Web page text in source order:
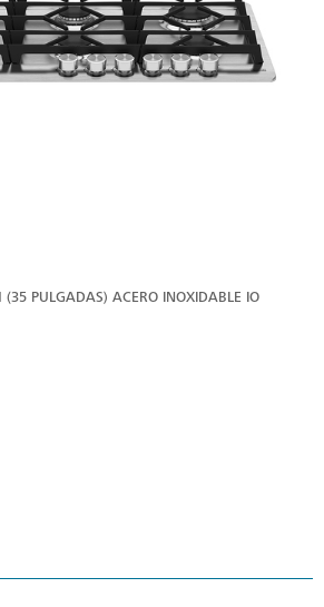
PULGADAS) ACERO INOXIDABLE IO